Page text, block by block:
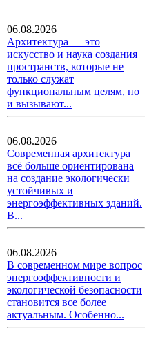
06.08.2026
Архитектура — это
искусство и наука создания
пространств, которые не
только служат
функциональным целям, но
и вызывают...
06.08.2026
Современная архитектура
всё больше ориентирована
на создание экологически
устойчивых и
энергоэффективных зданий.
В...
06.08.2026
В современном мире вопрос
энергоэффективности и
экологической безопасности
становится все более
актуальным. Особенно...